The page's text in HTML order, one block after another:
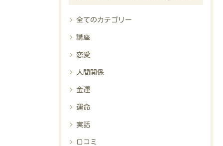
全てのカテゴリー
講座
恋愛
人間関係
金運
運命
実話
口コミ